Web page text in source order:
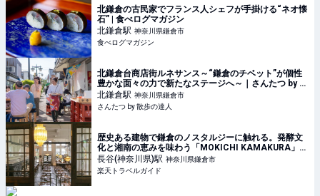
北鎌倉の古民家でフランス人シェフが手掛ける“ネオ懐
石” | 食べログマガジン
北鎌倉駅 神奈川県鎌倉市
食べログマガジン
北鎌倉台商店街ルネサンス～“鎌倉のチベット”が個性
豊かな面々の力で新たなステージへ～｜さんたつ by 散
歩の達人
北鎌倉駅 神奈川県鎌倉市
さんたつ by 散歩の達人
歴史ある建物で鎌倉のノスタルジーに触れる。発酵文
化と湘南の恵みを味わう「MOKICHI KAMAKURA」
【楽天トラベル】
長谷(神奈川県)駅 神奈川県鎌倉市
楽天トラベルガイド